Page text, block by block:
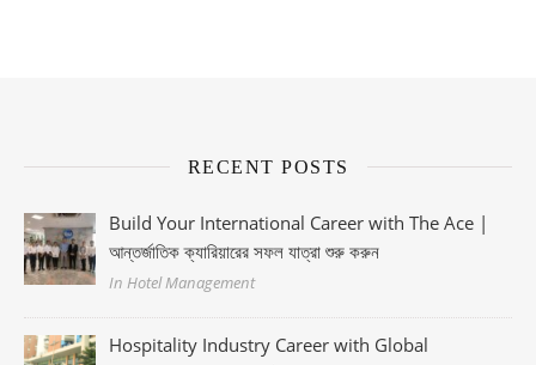
RECENT POSTS
Build Your International Career with The Ace |
আন্তর্জাতিক ক্যারিয়ারের সফল যাত্রা শুরু করুন
In Hotel Management
Hospitality Industry Career with Global